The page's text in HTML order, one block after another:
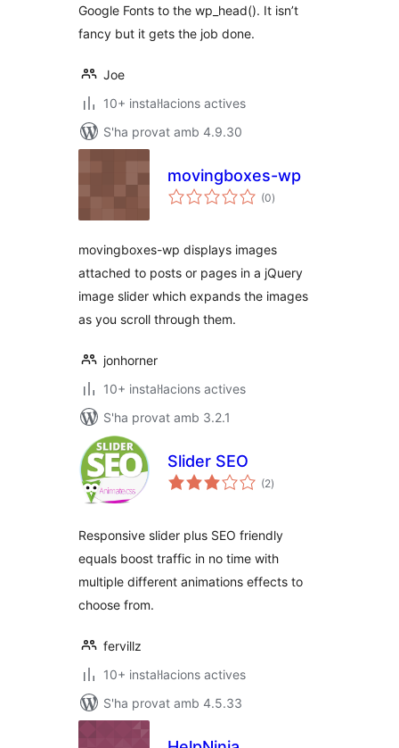
Google Fonts to the wp_head(). It isn’t
fancy but it gets the job done.
Joe
10+ instal·lacions actives
S'ha provat amb 4.9.30
movingboxes-wp
(0puntuacions
totals
)
movingboxes-wp displays images
attached to posts or pages in a jQuery
image slider which expands the images
as you scroll through them.
jonhorner
10+ instal·lacions actives
S'ha provat amb 3.2.1
Slider SEO
(2puntuacions
totals
)
Responsive slider plus SEO friendly
equals boost traffic in no time with
multiple different animations effects to
choose from.
fervillz
10+ instal·lacions actives
S'ha provat amb 4.5.33